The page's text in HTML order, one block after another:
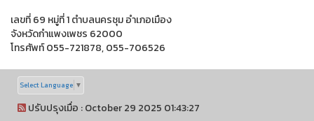
เลขที่ 69 หมู่ที่ 1 ตำบลนครชุม อำเภอเมือง
จังหวัดกำแพงเพชร 62000
โทรศัพท์ 055-721878, 055-706526
Select Language ▼
ปรับปรุงเมื่อ : October 29 2025 01:43:27